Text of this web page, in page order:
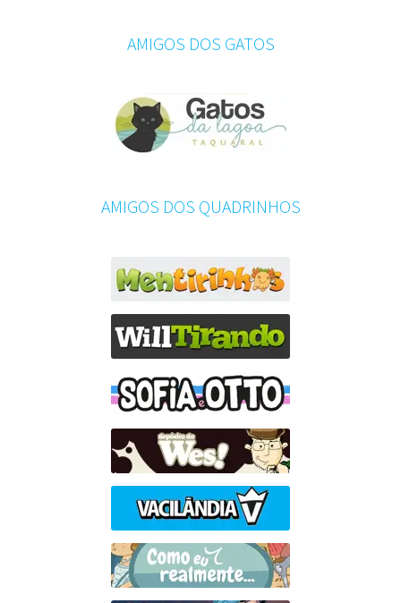
AMIGOS DOS GATOS
AMIGOS DOS QUADRINHOS